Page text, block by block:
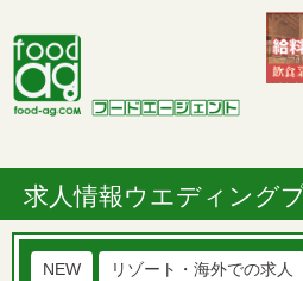
求人情報ウエディング
NEW リゾート・海外での求人